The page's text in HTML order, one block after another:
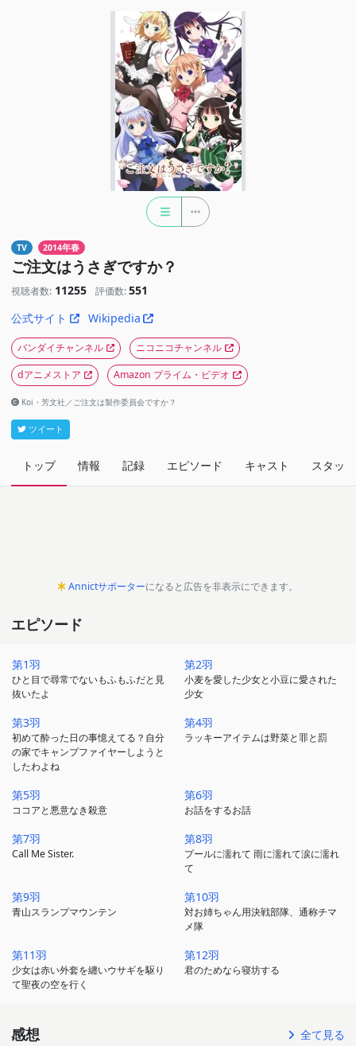
TV 2014年春
ご注文はうさぎですか？
視聴者数: 11255 評価数: 551
公式サイト
Wikipedia
バンダイチャンネル
ニコニコチャンネル
dアニメストア
Amazon プライム・ビデオ
Koi・芳文社／ご注文は製作委員会ですか？
ツイート
トップ 情報 記録 エピソード キャスト スタッフ
Annictサポーターになると広告を非表示にできます。
エピソード
第1羽
ひと目で尋常でないもふもふだと見
抜いたよ
第2羽
小麦を愛した少女と小豆に愛された
少女
第3羽
初めて酔った日の事憶えてる？自分
の家でキャンプファイヤーしようと
したわよね
第4羽
ラッキーアイテムは野菜と罪と罰
第5羽
ココアと悪意なき殺意
第6羽
お話をするお話
第7羽
Call Me Sister.
第8羽
プールに濡れて 雨に濡れて涙に濡れ
て
第9羽
青山スランプマウンテン
第10羽
対お姉ちゃん用決戦部隊、通称チマ
メ隊
第11羽
少女は赤い外套を纏いウサギを駆り
て聖夜の空を行く
第12羽
君のためなら寝坊する
感想 全て見る